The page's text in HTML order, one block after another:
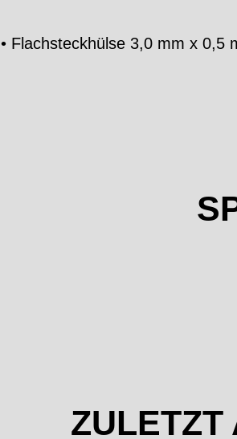
• Flachsteckhülse 3,0 mm x 0,5
ZULETZT